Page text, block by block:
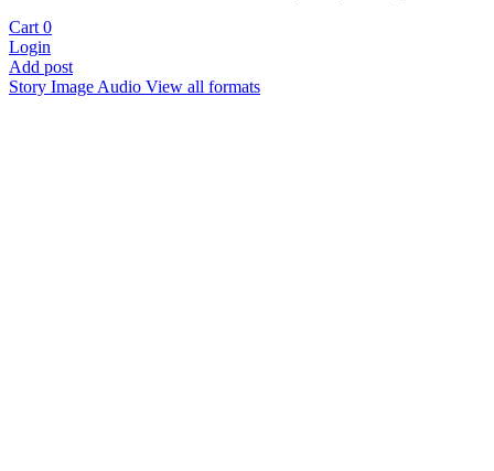
Cart 0
Login
Add post
Story Image Audio View all formats